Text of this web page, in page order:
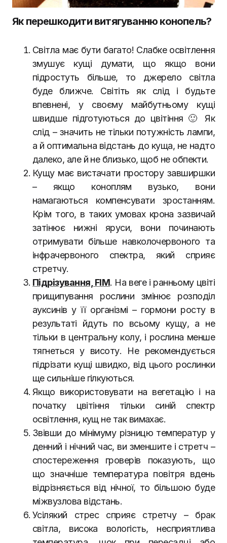
Як перешкодити витягуванню конопель?
Світла має бути багато! Слабке освітлення
змушує кущі думати, що якщо вони
підростуть більше, то джерело світла
буде ближче. Світіть як слід і будьте
впевнені, у своєму майбутньому кущі
швидше підготуються до цвітіння 🙂 Як
слід – значить не тільки потужність лампи,
а й оптимальна відстань до куща, не надто
далеко, але й не близько, щоб не обпекти.
Кущу має вистачати простору завширшки
– якщо коноплям вузько, вони
намагаються компенсувати зростанням.
Крім того, в таких умовах крона зазвичай
затінює нижні яруси, вони починають
отримувати більше навколочервоного та
інфрачервоного спектра, який сприяє
стретчу.
Підрізування, FIM. На веге і ранньому цвіті
прищипування рослини змінює розподіл
ауксинів у її організмі – гормони росту в
результаті йдуть по всьому кущу, а не
тільки в центральну колу, і рослина менше
тягнеться у висоту. Не рекомендується
підрізати кущі швидко, від цього рослинки
ще сильніше гілкуються.
Якщо використовувати на вегетацію і на
початку цвітіння тільки синій спектр
освітлення, кущ не так вимахає.
Звівши до мінімуму різницю температур у
денний і нічний час, ви зменшите і стретч –
спостереження гроверів показують, що
що значніше температура повітря вдень
відрізняється від нічної, то більшою буде
міжвузлова відстань.
Усілякий стрес сприяє стретчу – брак
світла, висока вологість, несприятлива